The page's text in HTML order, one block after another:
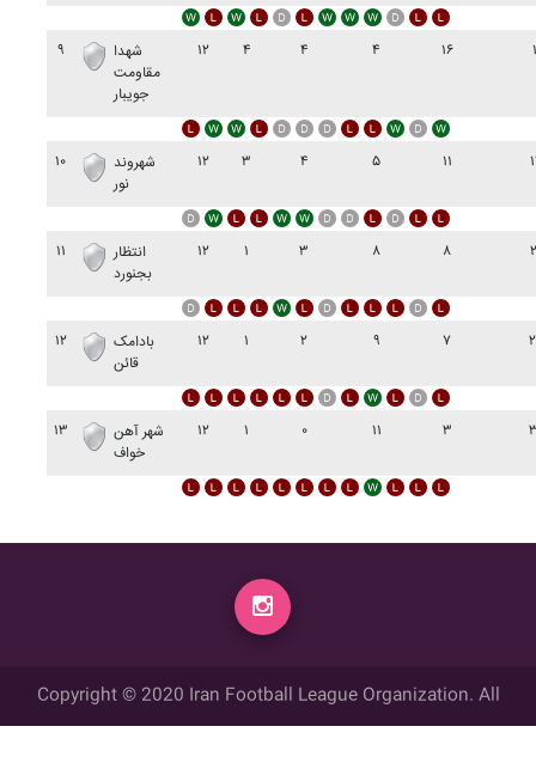
۹
شهدا
مقاومت
جويبار
۱۲ ۴ ۴ ۴ ۱۶
۱۰
شهروند
نور
۱۲ ۳ ۴ ۵ ۱۱
۱۱
انتظار
بجنورد
۱۲ ۱ ۳ ۸ ۸
۱۲
بادامک
قائن
۱۲ ۱ ۲ ۹ ۷
۱۳
شهر آهن
خواف
۱۲ ۱ ۰ ۱۱ ۳
Copyright © 2020 Iran Football League Organization. All